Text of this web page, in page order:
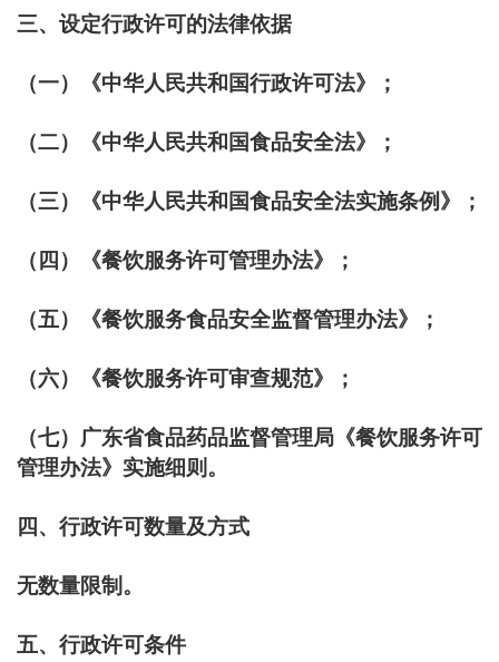
三、设定行政许可的法律依据
（一）《中华人民共和国行政许可法》；
（二）《中华人民共和国食品安全法》；
（三）《中华人民共和国食品安全法实施条例》；
（四）《餐饮服务许可管理办法》；
（五）《餐饮服务食品安全监督管理办法》；
（六）《餐饮服务许可审查规范》；
（七）广东省食品药品监督管理局《餐饮服务许可
管理办法》实施细则。
四、行政许可数量及方式
无数量限制。
五、行政许可条件